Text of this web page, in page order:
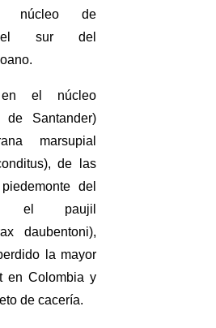
núcleo de
del sur del
el núcleo
de Santander)
marsupial
de las
del
y el paujil
daubentoni),
la mayor
en Colombia y
de cacería.